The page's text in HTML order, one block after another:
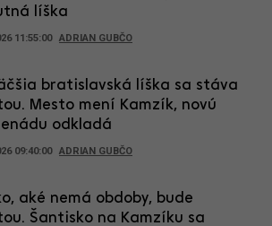
líška
11:55:00 ADRIAN GUBČO
bratislavská líška sa stáva
Mesto mení Kamzík, novú
odkladá
09:40:00 ADRIAN GUBČO
aké nemá obdoby, bude
Šantisko na Kamzíku sa